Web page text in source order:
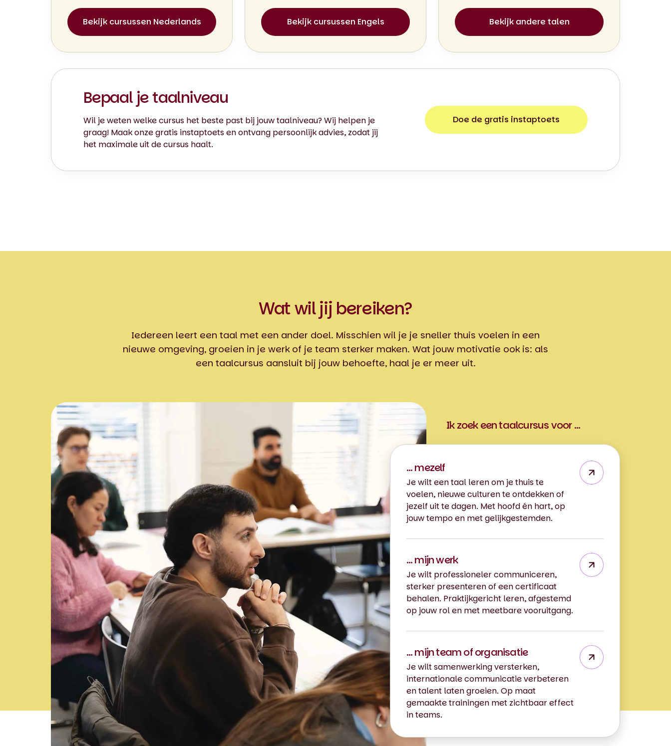
Bekijk cursussen Nederlands Bekijk cursussen Engels Bekijk andere talen
Bepaal je taalniveau
Wil je weten welke cursus het beste past bij jouw taalniveau? Wij helpen je
graag! Maak onze gratis instaptoets en ontvang persoonlijk advies, zodat jij
het maximale uit de cursus haalt.
Doe de gratis instaptoets
Wat wil jij bereiken?
Iedereen leert een taal met een ander doel. Misschien wil je je sneller thuis voelen in een
nieuwe omgeving, groeien in je werk of je team sterker maken. Wat jouw motivatie ook is: als
een taalcursus aansluit bij jouw behoefte, haal je er meer uit.
Ik zoek een taalcursus voor …
… mezelf
Je wilt een taal leren om je thuis te
voelen, nieuwe culturen te ontdekken of
jezelf uit te dagen. Met hoofd én hart, op
jouw tempo en met gelijkgestemden.
… mijn werk
Je wilt professioneler communiceren,
sterker presenteren of een certificaat
behalen. Praktijkgericht leren, afgestemd
op jouw rol en met meetbare vooruitgang.
… mijn team of organisatie
Je wilt samenwerking versterken,
internationale communicatie verbeteren
en talent laten groeien. Op maat
gemaakte trainingen met zichtbaar effect
in teams.